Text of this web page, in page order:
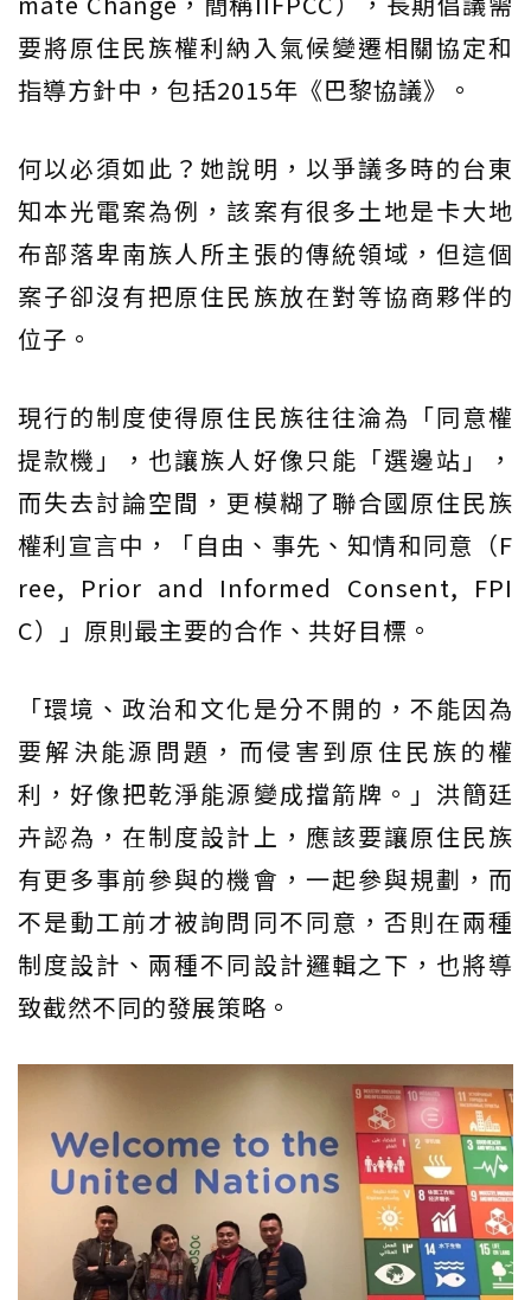
要將原住民族權利納入氣候變遷相關協定和
指導方針中，包括2015年《巴黎協議》。
何以必須如此？她說明，以爭議多時的台東
知本光電案為例，該案有很多土地是卡大地
布部落卑南族人所主張的傳統領域，但這個
案子卻沒有把原住民族放在對等協商夥伴的
位子。
現行的制度使得原住民族往往淪為「同意權
提款機」，也讓族人好像只能「選邊站」，
而失去討論空間，更模糊了聯合國原住民族
權利宣言中，「自由、事先、知情和同意（F
ree, Prior and Informed Consent, FPI
C）」原則最主要的合作、共好目標。
「環境、政治和文化是分不開的，不能因為
要解決能源問題，而侵害到原住民族的權
利，好像把乾淨能源變成擋箭牌。」洪簡廷
卉認為，在制度設計上，應該要讓原住民族
有更多事前參與的機會，一起參與規劃，而
不是動工前才被詢問同不同意，否則在兩種
制度設計、兩種不同設計邏輯之下，也將導
致截然不同的發展策略。